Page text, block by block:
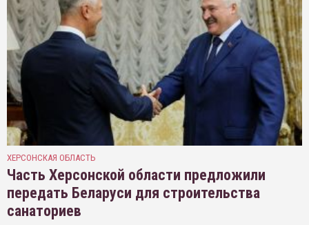
ХЕРСОНСКАЯ ОБЛАСТЬ
Часть Херсонской области предложили
передать Беларуси для строительства
санаториев